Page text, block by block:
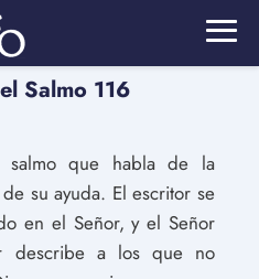
Salmo 116
salmo que habla de la
su ayuda. El escritor se
en el Señor, y el Señor
describe a los que no